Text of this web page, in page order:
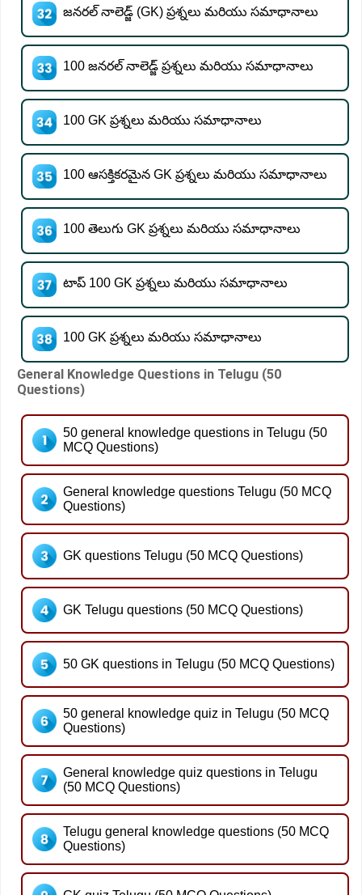
జనరల్ నాలెడ్జ్ (GK) ప్రశ్నలు మరియు సమాధానాలు
100 జనరల్ నాలెడ్జ్ ప్రశ్నలు మరియు సమాధానాలు
100 GK ప్రశ్నలు మరియు సమాధానాలు
100 ఆసక్తికరమైన GK ప్రశ్నలు మరియు సమాధానాలు
100 తెలుగు GK ప్రశ్నలు మరియు సమాధానాలు
టాప్ 100 GK ప్రశ్నలు మరియు సమాధానాలు
100 GK ప్రశ్నలు మరియు సమాధానాలు
General Knowledge Questions in Telugu (50
Questions)
50 general knowledge questions in Telugu (50
MCQ Questions)
General knowledge questions Telugu (50 MCQ
Questions)
GK questions Telugu (50 MCQ Questions)
GK Telugu questions (50 MCQ Questions)
50 GK questions in Telugu (50 MCQ Questions)
50 general knowledge quiz in Telugu (50 MCQ
Questions)
General knowledge quiz questions in Telugu
(50 MCQ Questions)
Telugu general knowledge questions (50 MCQ
Questions)